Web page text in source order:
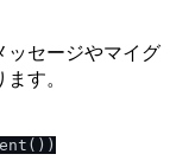
ッセージやマイグ
す。